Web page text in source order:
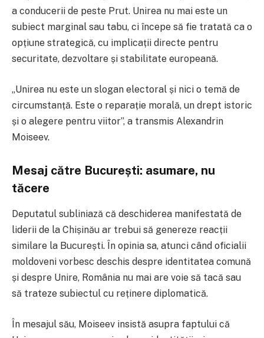
a conducerii de peste Prut. Unirea nu mai este un
subiect marginal sau tabu, ci începe să fie tratată ca o
opțiune strategică, cu implicații directe pentru
securitate, dezvoltare și stabilitate europeană.
„Unirea nu este un slogan electoral și nici o temă de
circumstanță. Este o reparație morală, un drept istoric
și o alegere pentru viitor”, a transmis Alexandrin
Moiseev.
Mesaj către București: asumare, nu
tăcere
Deputatul subliniază că deschiderea manifestată de
liderii de la Chișinău ar trebui să genereze reacții
similare la București. În opinia sa, atunci când oficialii
moldoveni vorbesc deschis despre identitatea comună
și despre Unire, România nu mai are voie să tacă sau
să trateze subiectul cu reținere diplomatică.
În mesajul său, Moiseev insistă asupra faptului că